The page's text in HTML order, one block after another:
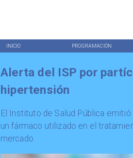
INICIO PROGRAMACIÓN
Alerta del ISP por
hipertensión
El Instituto de Salud Pública
un fármaco utilizado en el
mercado.